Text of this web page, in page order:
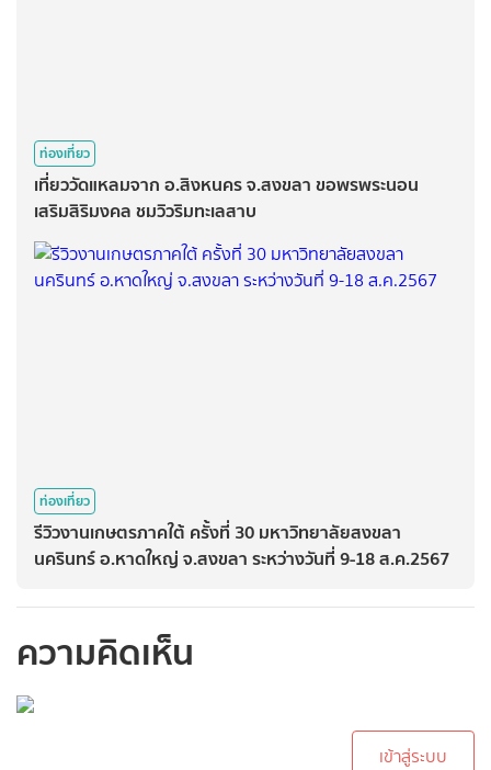
ท่องเที่ยว
เที่ยววัดแหลมจาก อ.สิงหนคร จ.สงขลา ขอพรพระนอน
เสริมสิริมงคล ชมวิวริมทะเลสาบ
ท่องเที่ยว
รีวิวงานเกษตรภาคใต้ ครั้งที่ 30 มหาวิทยาลัยสงขลา
นครินทร์ อ.หาดใหญ่ จ.สงขลา ระหว่างวันที่ 9-18 ส.ค.2567
ความคิดเห็น
เข้าสู่ระบบ